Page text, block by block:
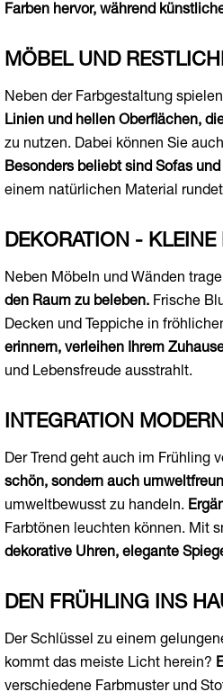
Farben hervor, während
MÖBEL UND
Neben der Farbgestaltung
Linien und hellen Oberflächen,
zu nutzen. Dabei können Sie
Besonders beliebt sind Sofas
einem natürlichen Material
DEKORATION - KLEINE
Neben Möbeln und Wänden
den Raum zu beleben. Frische
Decken und Teppiche in
erinnern, verleihen Ihrem
und Lebensfreude ausstrahlt.
INTEGRATION
Der Trend geht auch im Frühling
schön, sondern auch
umweltbewusst zu handeln.
Farbtönen leuchten können. Mit
dekorative Uhren, elegante
DEN FRÜHLING INS
Der Schlüssel zu einem
kommt das meiste Licht herein?
verschiedene Farbmuster und